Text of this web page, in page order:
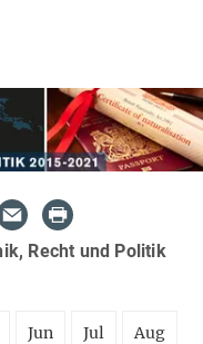
Recht und Politik
Jun Jul Aug